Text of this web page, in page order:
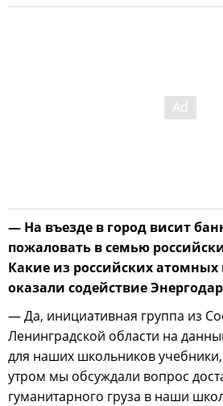
— На въезде в город висит
пожаловать в семью
Какие из российских атомных
оказали содействие
— Да, инициативная группа из
Ленинградской области на
для наших школьников
утром мы обсуждали вопрос
гуманитарного груза в наши